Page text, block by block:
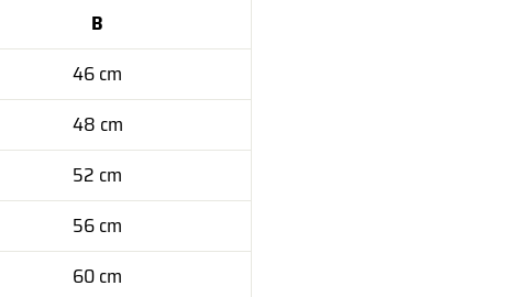
B
46 cm
48 cm
52 cm
56 cm
60 cm